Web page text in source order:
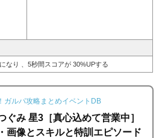
なり 、5秒間スコアが 30%UPする
ガルパ攻略まとめイベントDB
ぐみ 星3［真心込めて営業中］
画像とスキルと特訓エピソード